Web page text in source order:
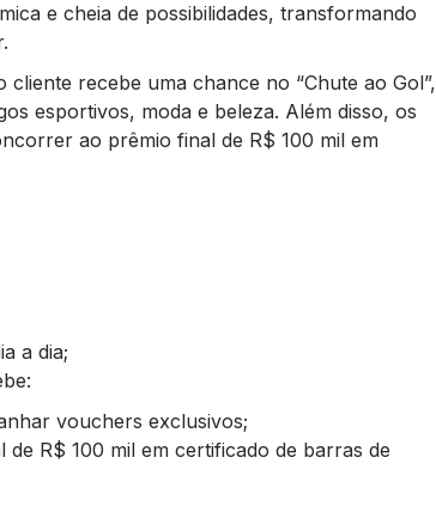
e cheia de possibilidades, transformando
recebe uma chance no “Chute ao Gol”,
esportivos, moda e beleza. Além disso, os
ao prêmio final de R$ 100 mil em
a dia;
vouchers exclusivos;
R$ 100 mil em certificado de barras de